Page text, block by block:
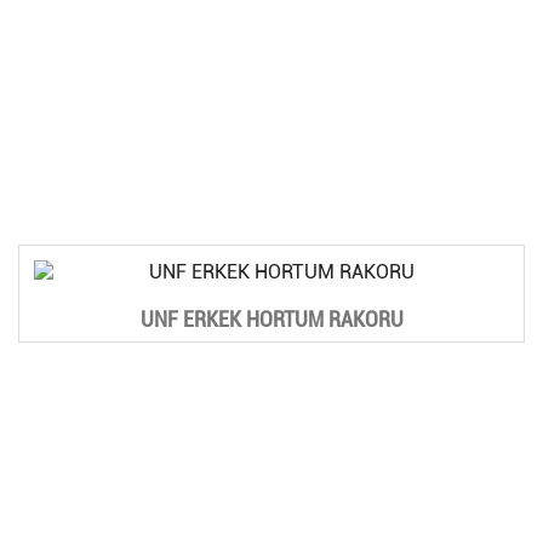
UNF ERKEK HORTUM RAKORU